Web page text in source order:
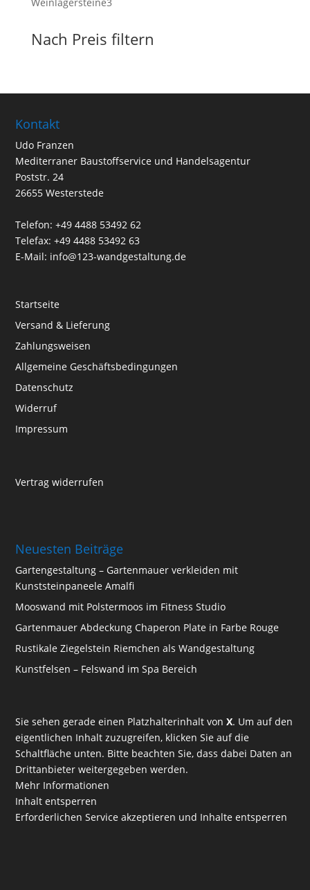
Nach Preis filtern
Kontakt
Udo Franzen
Mediterraner Baustoffservice und Handelsagentur
Poststr. 24
26655 Westerstede
Telefon: +49 4488 53492 62
Telefax: +49 4488 53492 63
E-Mail: info@123-wandgestaltung.de
Startseite
Versand & Lieferung
Zahlungsweisen
Allgemeine Geschäftsbedingungen
Datenschutz
Widerruf
Impressum
Vertrag widerrufen
Neuesten Beiträge
Gartengestaltung – Gartenmauer verkleiden mit
Kunststeinpaneele Amalfi
Mooswand mit Polstermoos im Fitness Studio
Gartenmauer Abdeckung Chaperon Plate in Farbe Rouge
Rustikale Ziegelstein Riemchen als Wandgestaltung
Kunstfelsen – Felswand im Spa Bereich
Sie sehen gerade einen Platzhalterinhalt vonX. Um auf den
eigentlichen Inhalt zuzugreifen, klicken Sie auf die
Schaltfläche unten. Bitte beachten Sie, dass dabei Daten an
Drittanbieter weitergegeben werden.
Mehr Informationen
Inhalt entsperren
Erforderlichen Service akzeptieren und Inhalte entsperren